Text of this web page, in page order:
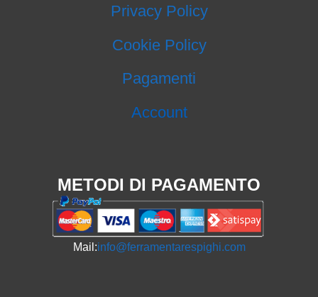
Privacy Policy
Cookie Policy
Pagamenti
Account
METODI DI PAGAMENTO
Mail:info@ferramentarespighi.com